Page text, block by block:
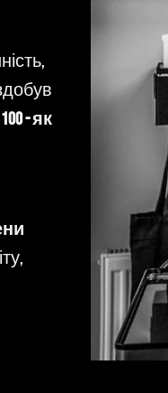
100 - як